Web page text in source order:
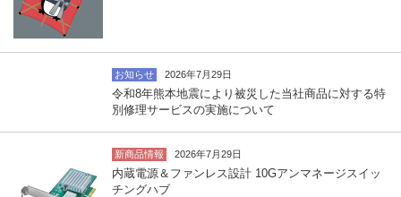
お知らせ 2026年7月29日
令和8年熊本地震により被災した当社商品に対する特
別修理サービスの実施について
新商品情報 2026年7月29日
内蔵電源＆ファンレス設計 10Gアンマネージスイッ
チングハブ